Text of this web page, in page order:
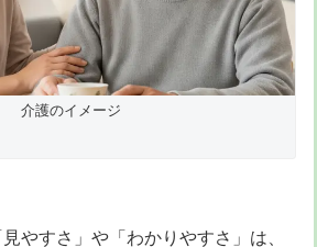
介護のイメージ
やすさ」や「わかりやすさ」は、